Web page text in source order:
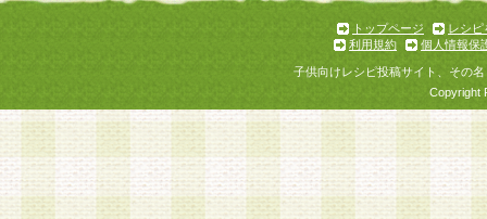
トップページ
レシピ
利用規約
個人情報保
子供向けレシピ投稿サイト、その
Copyright